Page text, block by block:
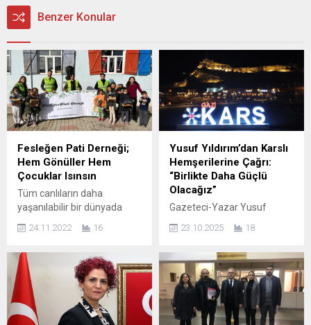
Benzer Konular
Fesleğen Pati Derneği;
Hem Gönüller Hem
Çocuklar Isınsın
Tüm canlıların daha
yaşanılabilir bir dünyada
hedefleyen ve kurulduğu
hayvanları, doğa ve ihtiyaç
sahibi aileler için çeşitli
projeler gerçekleştiren
Fesleğen Pati Sokak
Hayvanlarını ve Doğayı
24.11.2022 16
Yusuf Yıldırım’dan Karslı
Hemşerilerine Çağrı:
“Birlikte Daha Güçlü
Olacağız”
Gazeteci-Yazar Yusuf
Kültür ve Dayanışma
genel kurulunda başkan
adaylığı kararını kamuoyuyla
paylaştı. Hemşeri
dayanışmasının gücüne
dikkat çeken Yıldırım, Karslı
23.10.2025 18